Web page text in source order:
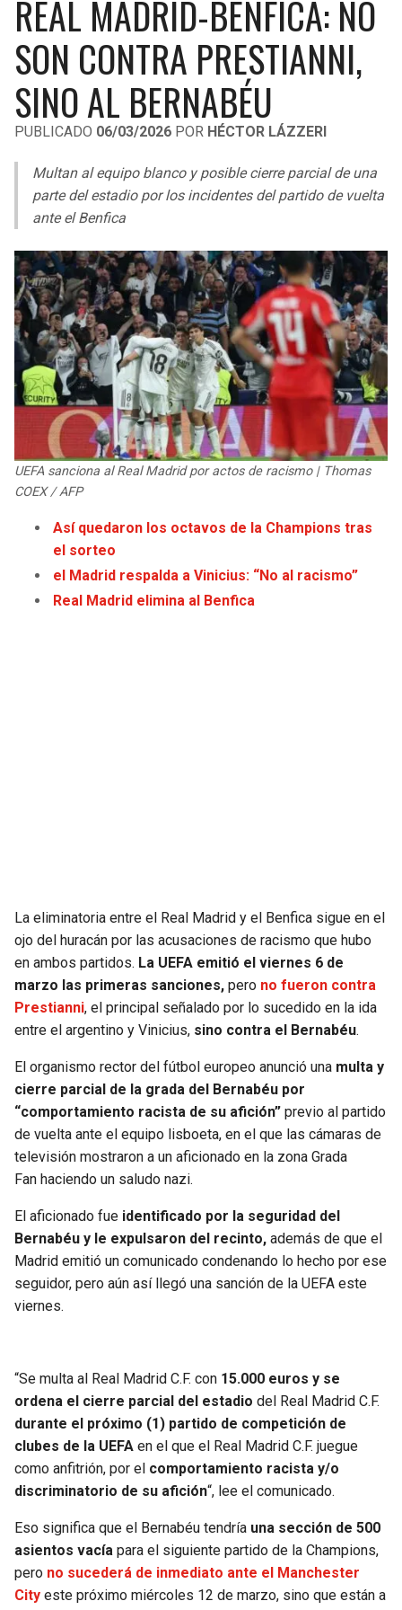
LIGA DE EXPANSIÓN MX
LEAGUES CUP
UEFA EUROPA LEAGUE
UEFA CONFERENCE LEAGUE
MLS
COPA LIBERTADORES
COPA SUDAMERICANA
LIGA BETPLAY
OTRAS LIGAS
REAL MADRID-BENFICA: NO
SON CONTRA PRESTIANNI,
SINO AL BERNABÉU
PUBLICADO 06/03/2026 POR HÉCTOR LÁZZERI
Multan al equipo blanco y posible cierre parcial de una
parte del estadio por los incidentes del partido de vuelta
ante el Benfica
UEFA sanciona al Real Madrid por actos de racismo | Thomas
COEX / AFP
Así quedaron los octavos de la Champions tras
el sorteo
el Madrid respalda a Vinicius: “No al racismo”
Real Madrid elimina al Benfica
La eliminatoria entre el Real Madrid y el Benfica sigue en el
ojo del huracán por las acusaciones de racismo que hubo
en ambos partidos. La UEFA emitió el viernes 6 de
marzo las primeras sanciones, pero no fueron contra
Prestianni, el principal señalado por lo sucedido en la ida
entre el argentino y Vinicius, sino contra el Bernabéu.
El organismo rector del fútbol europeo anunció una multa y
cierre parcial de la grada del Bernabéu por
“comportamiento racista de su afición” previo al partido
de vuelta ante el equipo lisboeta, en el que las cámaras de
televisión mostraron a un aficionado en la zona Grada
Fan haciendo un saludo nazi.
El aficionado fue identificado por la seguridad del
Bernabéu y le expulsaron del recinto, además de que el
Madrid emitió un comunicado condenando lo hecho por ese
seguidor, pero aún así llegó una sanción de la UEFA este
viernes.
“Se multa al Real Madrid C.F. con 15.000 euros y se
ordena el cierre parcial del estadio del Real Madrid C.F.
durante el próximo (1) partido de competición de
clubes de la UEFA en el que el Real Madrid C.F. juegue
como anfitrión, por el comportamiento racista y/o
discriminatorio de su afición“, lee el comunicado.
Eso significa que el Bernabéu tendría una sección de 500
asientos vacía para el siguiente partido de la Champions,
pero no sucederá de inmediato ante el Manchester
City este próximo miércoles 12 de marzo, sino que están a